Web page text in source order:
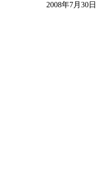
2008年7月30日